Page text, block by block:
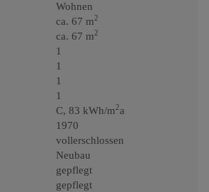
Wohnen
ca. 67 m2
ca. 67 m2
1
1
1
1
C, 83 kWh/m2a
1970
vollerschlossen
Neubau
gepflegt
gepflegt